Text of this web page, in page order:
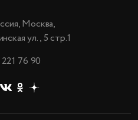
Москва,
ул., 5 стр.1
76 90